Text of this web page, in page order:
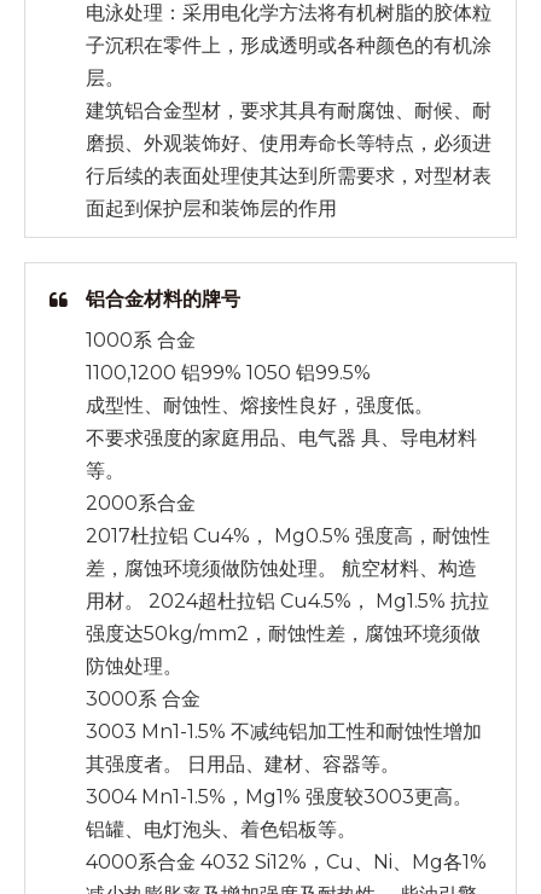
电泳处理：采用电化学方法将有机树脂的胶体粒
子沉积在零件上，形成透明或各种颜色的有机涂
层。
建筑铝合金型材，要求其具有耐腐蚀、耐候、耐
磨损、外观装饰好、使用寿命长等特点，必须进
行后续的表面处理使其达到所需要求，对型材表
面起到保护层和装饰层的作用
铝合金材料的牌号
1000系 合金
1100,1200 铝99% 1050 铝99.5%
成型性、耐蚀性、熔接性良好，强度低。
不要求强度的家庭用品、电气器 具、导电材料
等。
2000系合金
2017杜拉铝 Cu4%， Mg0.5% 强度高，耐蚀性
差，腐蚀环境须做防蚀处理。 航空材料、构造
用材。 2024超杜拉铝 Cu4.5%， Mg1.5% 抗拉
强度达50kg/mm2，耐蚀性差，腐蚀环境须做
防蚀处理。
3000系 合金
3003 Mn1-1.5% 不减纯铝加工性和耐蚀性增加
其强度者。 日用品、建材、容器等。
3004 Mn1-1.5%，Mg1% 强度较3003更高。
铝罐、电灯泡头、着色铝板等。
4000系合金 4032 Si12%，Cu、Ni、Mg各1%